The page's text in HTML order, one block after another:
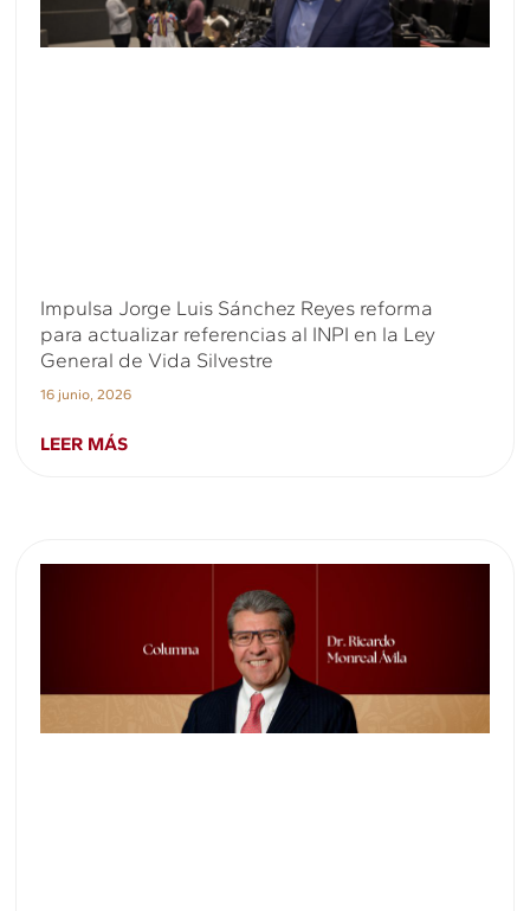
Impulsa Jorge Luis Sánchez Reyes reforma
para actualizar referencias al INPI en la Ley
General de Vida Silvestre
16 junio, 2026
LEER MÁS